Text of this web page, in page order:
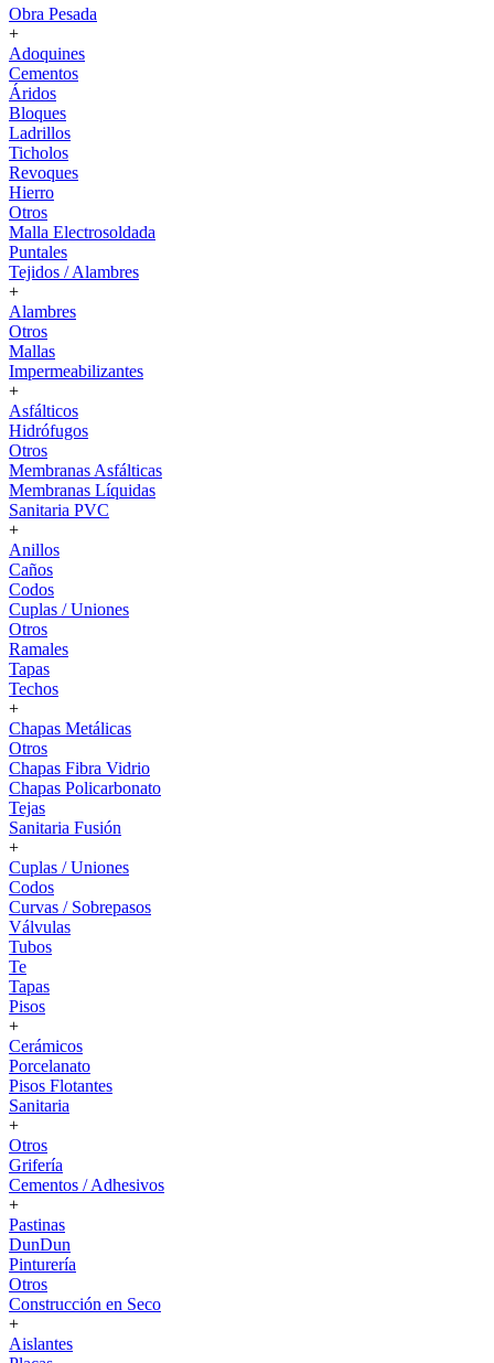
Obra Pesada
+
Adoquines
Cementos
Áridos
Bloques
Ladrillos
Ticholos
Revoques
Hierro
Otros
Malla Electrosoldada
Puntales
Tejidos / Alambres
+
Alambres
Otros
Mallas
Impermeabilizantes
+
Asfálticos
Hidrófugos
Otros
Membranas Asfálticas
Membranas Líquidas
Sanitaria PVC
+
Anillos
Caños
Codos
Cuplas / Uniones
Otros
Ramales
Tapas
Techos
+
Chapas Metálicas
Otros
Chapas Fibra Vidrio
Chapas Policarbonato
Tejas
Sanitaria Fusión
+
Cuplas / Uniones
Codos
Curvas / Sobrepasos
Válvulas
Tubos
Te
Tapas
Pisos
+
Cerámicos
Porcelanato
Pisos Flotantes
Sanitaria
+
Otros
Grifería
Cementos / Adhesivos
+
Pastinas
DunDun
Pinturería
Otros
Construcción en Seco
+
Aislantes